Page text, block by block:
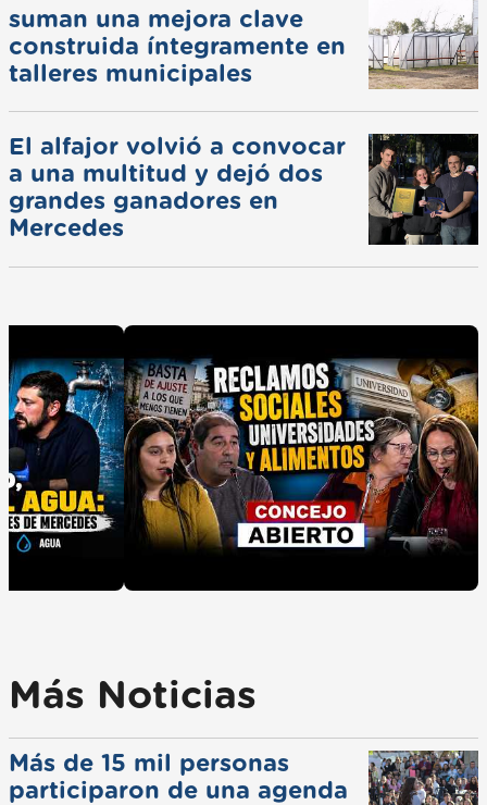
suman una mejora clave
construida íntegramente en
talleres municipales
El alfajor volvió a convocar
a una multitud y dejó dos
grandes ganadores en
Mercedes
Más Noticias
Más de 15 mil personas
participaron de una agenda